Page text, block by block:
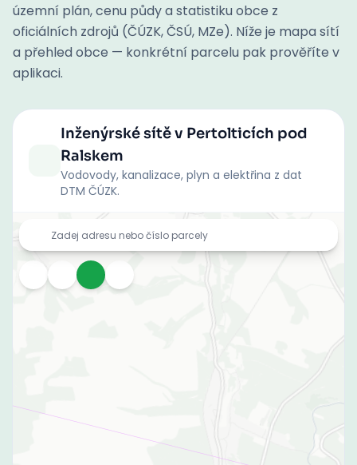
územní plán, cenu půdy a statistiku obce z
oficiálních zdrojů (ČÚZK, ČSÚ, MZe). Níže je mapa sítí
a přehled obce — konkrétní parcelu pak prověříte v
aplikaci.
Inženýrské sítěv Pertolticích pod
Ralskem
Vodovody, kanalizace, plyn a elektřina z dat
DTM ČÚZK.